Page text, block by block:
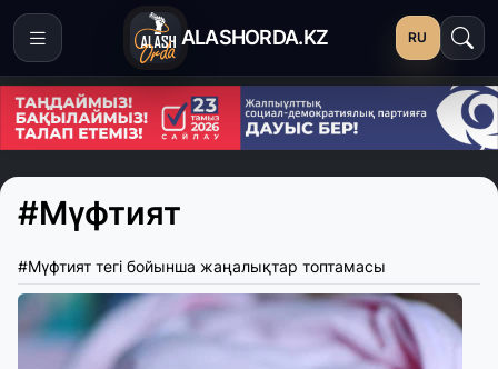
ALASHORDA.KZ RU
#Мүфтият
#Мүфтият тегі бойынша жаңалықтар топтамасы